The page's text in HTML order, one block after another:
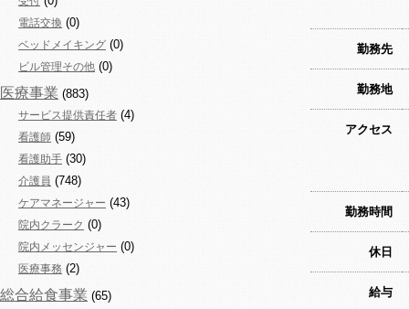
電話交換 (0)
ベッドメイキング (0)
ビル管理その他 (0)
医療事業 (883)
サービス提供責任者 (4)
看護師 (59)
看護助手 (30)
介護員 (748)
ケアマネージャー (43)
院内クラーク (0)
院内メッセンジャー (0)
医療事務 (2)
総合給食事業 (65)
勤務先
勤務地
アクセス
勤務時間
休日
給与